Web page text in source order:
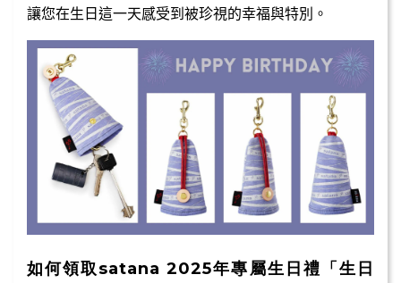
讓您在生日這一天感受到被珍視的幸福與特別。
如何領取satana 2025年專屬生日禮「生日